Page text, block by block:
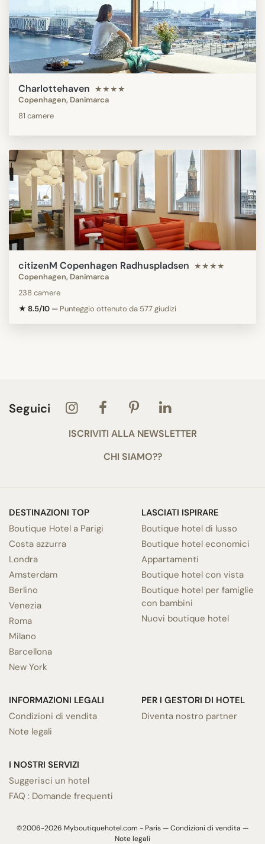
Charlottehaven ★★★★
Copenhagen, Danimarca
81 camere
citizenM Copenhagen Radhuspladsen ★★★★
Copenhagen, Danimarca
238 camere
★ 8.5/10 — Punteggio ottenuto da 577 giudizi
Seguici
ISCRIVITI ALLA NEWSLETTER
CHI SIAMO??
DESTINAZIONI TOP
Boutique Hotel a Parigi
Costa azzurra
Londra
Amsterdam
Berlino
Venezia
Roma
Milano
Barcellona
New York
LASCIATI ISPIRARE
Boutique hotel di lusso
Boutique hotel economici
Appartamenti
Boutique hotel con vista
Boutique hotel per famiglie
con bambini
Nuovi boutique hotel
INFORMAZIONI LEGALI
Condizioni di vendita
Note legali
I NOSTRI SERVIZI
Suggerisci un hotel
FAQ : Domande frequenti
PER I GESTORI DI HOTEL
Diventa nostro partner
©2006-2026 Myboutiquehotel.com - Paris —Condizioni di vendita —
Note legali